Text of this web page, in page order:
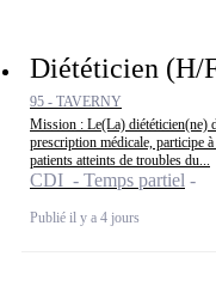
Diététicien (H/
95 - TAVERNY
Mission : Le(La) diététicien(ne)
prescription médicale, participe
patients atteints de troubles du...
CDI - Temps partiel
Publié il y a 4 jours